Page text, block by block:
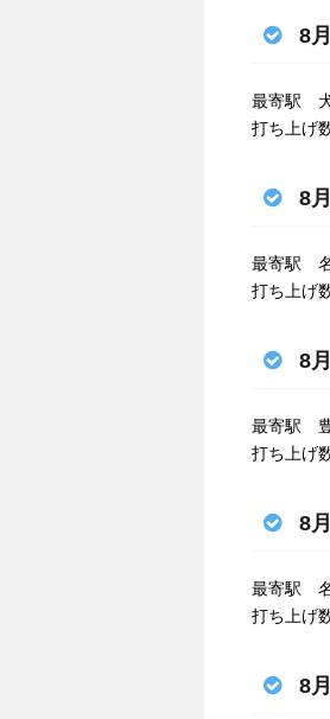
8
最寄駅
打ち上げ
8
最寄駅 名
打ち上げ
8
最寄駅 豊
打ち上げ
8
最寄駅 名
打ち上げ
8